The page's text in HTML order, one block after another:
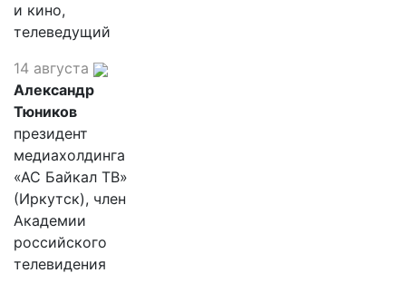
и кино,
телеведущий
14 августа
Александр
Тюников
президент
медиахолдинга
«АС Байкал ТВ»
(Иркутск), член
Академии
российского
телевидения